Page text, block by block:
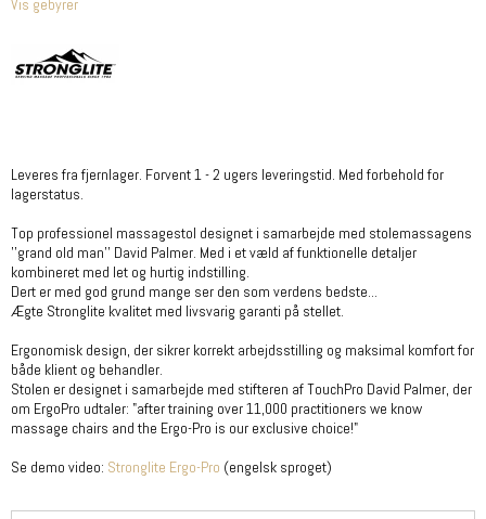
Vis gebyrer
Leveres fra fjernlager. Forvent 1 - 2 ugers leveringstid. Med forbehold for
lagerstatus.
Top professionel massagestol designet i samarbejde med stolemassagens
''grand old man'' David Palmer. Med i et væld af funktionelle detaljer
kombineret med let og hurtig indstilling.
Dert er med god grund mange ser den som verdens bedste...
Ægte Stronglite kvalitet med livsvarig garanti på stellet.
Ergonomisk design, der sikrer korrekt arbejdsstilling og maksimal komfort for
både klient og behandler.
Stolen er designet i samarbejde med stifteren af TouchPro David Palmer, der
om ErgoPro udtaler: "after training over 11,000 practitioners we know
massage chairs and the Ergo-Pro is our exclusive choice!"
Se demo video: Stronglite Ergo-Pro (engelsk sproget)